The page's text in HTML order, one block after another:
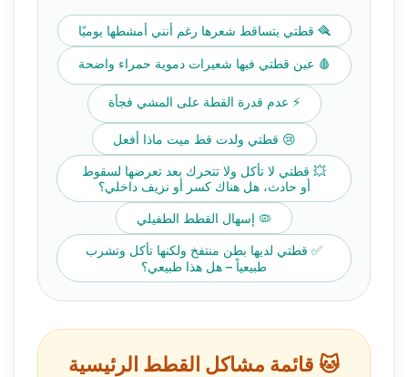
🪮 قطتي يتساقط شعرها رغم أنني أمشطها يوميًا
🩸 عين قطتي فيها شعيرات دموية حمراء واضحة
⚡ عدم قدرة القطة على المشي فجأة
😢 قطتي ولدت قط ميت ماذا أفعل
💥 قطتي لا تأكل ولا تتحرك بعد تعرضها لسقوط
أو حادث، هل هناك كسر أو نزيف داخلي؟
🦠 إسهال القطط الطفيلي
✅ قطتي لديها بطن منتفخ ولكنها تأكل وتشرب
طبيعياً – هل هذا طبيعي؟
🐱 قائمة مشاكل القطط الرئيسية